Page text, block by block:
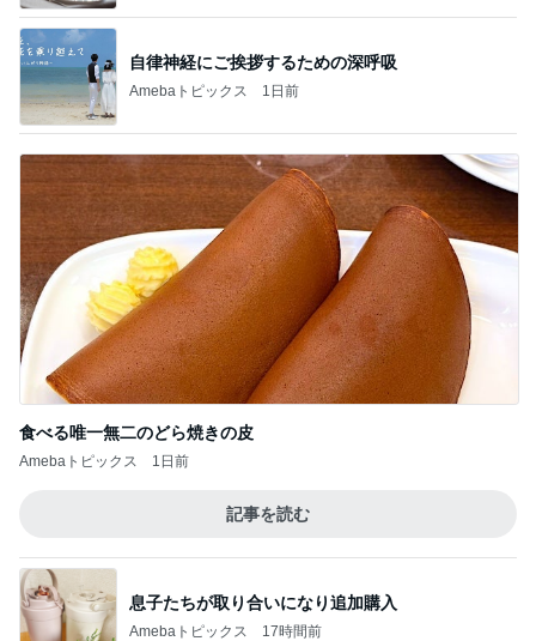
自律神経にご挨拶するための深呼吸
Amebaトピックス 1日前
食べる唯一無二のどら焼きの皮
Amebaトピックス 1日前
記事を読む
息子たちが取り合いになり追加購入
Amebaトピックス 17時間前